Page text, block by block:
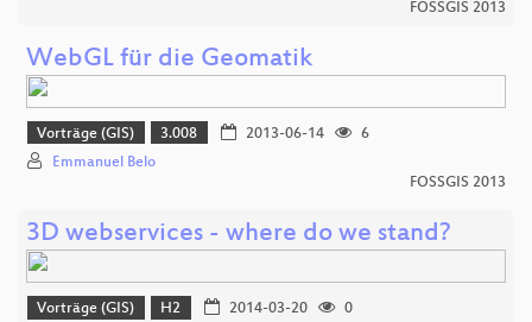
FOSSGIS 2013
WebGL für die Geomatik
Vorträge (GIS) 3.008 2013-06-14
6
Emmanuel Belo
FOSSGIS 2013
3D webservices - where do we stand?
Vorträge (GIS) H2 2014-03-20
0